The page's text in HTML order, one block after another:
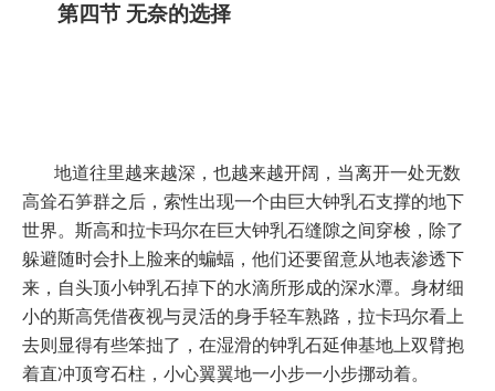
第四节 无奈的选择
地道往里越来越深，也越来越开阔，当离开一处无数
高耸石笋群之后，索性出现一个由巨大钟乳石支撑的地下
世界。斯高和拉卡玛尔在巨大钟乳石缝隙之间穿梭，除了
躲避随时会扑上脸来的蝙蝠，他们还要留意从地表渗透下
来，自头顶小钟乳石掉下的水滴所形成的深水潭。身材细
小的斯高凭借夜视与灵活的身手轻车熟路，拉卡玛尔看上
去则显得有些笨拙了，在湿滑的钟乳石延伸基地上双臂抱
着直冲顶穹石柱，小心翼翼地一小步一小步挪动着。